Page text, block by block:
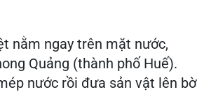
nằm ngay trên mặt nước,
Quảng (thành phố Huế).
nước rồi đưa sản vật lên bờ